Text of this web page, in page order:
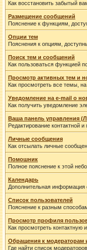
Как восстановить забытый
Размещение сообщений
Пояснение к функциям,
Опции тем
Пояснения к опциям,
Поиск тем и сообщений
Как пользоваться функцией
Просмотр активных тем и
Как просмотреть все темы,
Уведомление на е-mail о
Как получить уведомление
Ваша панель управления
Редактирование контактной
Личные сообщения
Как отсылать личные
Помошник
Полное пояснение к этой
Календарь
Дополнительная
Список пользователей
Пояснение к разным
Просмотр профиля
Как просмотреть контактную
Обращения к модераторам
Где найти список